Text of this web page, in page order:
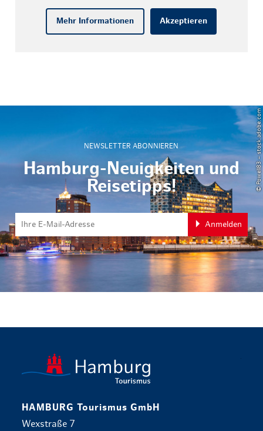
Mehr Informationen Akzeptieren
NEWSLETTER ABONNIEREN
Hamburg-Neuigkeiten und
Reisetipps!
Anmelden
© Powell83 – stock.adobe.com
HAMBURG Tourismus GmbH
Wexstraße 7